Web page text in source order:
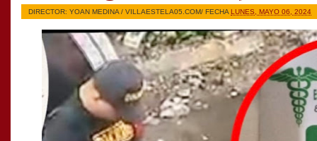
DIRECTOR: YOAN MEDINA / VILLAESTELA05.COM/ FECHA LUNES, MAYO 06, 2024